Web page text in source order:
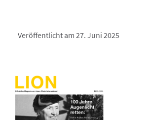
Veröffentlicht am 27. Juni 2025